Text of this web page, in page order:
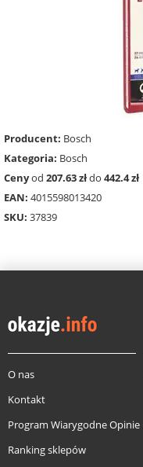
Producent: Bosch
Kategoria: Bosch
Cenyod 207.63 złdo 442.4 zł
EAN: 4015598013420
SKU: 37839
O nas
Kontakt
Program Wiarygodne Opinie
Ranking sklepów